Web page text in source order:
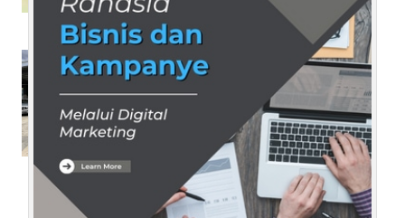
Pajak Tahunan Mercedes
sebagai Dasar Perencanaan
Kepemilikan Kendaraan yang
Berkelanjutan